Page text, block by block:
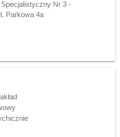
Nr 3 -
Parkowa 4a